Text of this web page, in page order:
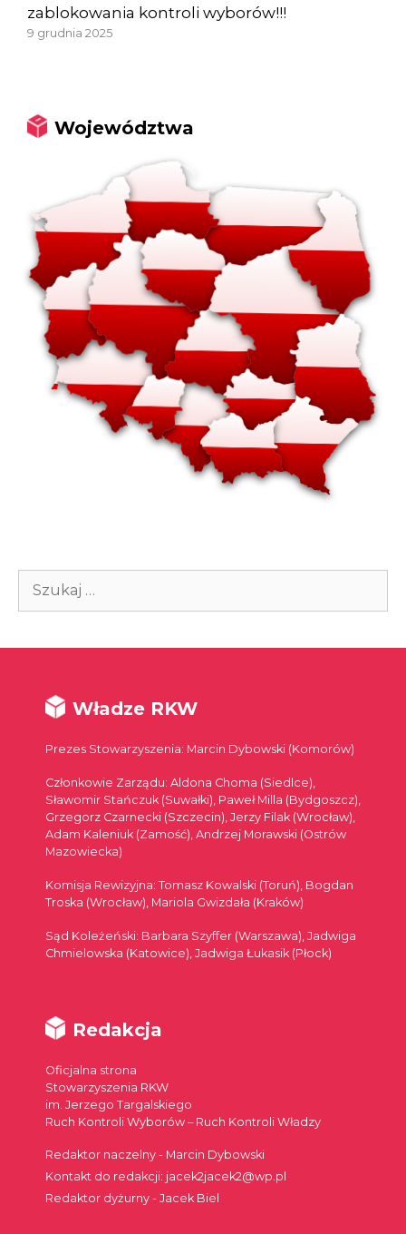
zablokowania kontroli wyborów!!!
9 grudnia 2025
Województwa
Szukaj:
Władze RKW
Prezes Stowarzyszenia: Marcin Dybowski (Komorów)
Członkowie Zarządu: Aldona Choma (Siedlce),
Sławomir Stańczuk (Suwałki), Paweł Milla (Bydgoszcz),
Grzegorz Czarnecki (Szczecin), Jerzy Filak (Wrocław),
Adam Kaleniuk (Zamość), Andrzej Morawski (Ostrów
Mazowiecka)
Komisja Rewizyjna: Tomasz Kowalski (Toruń), Bogdan
Troska (Wrocław), Mariola Gwizdała (Kraków)
Sąd Koleżeński: Barbara Szyffer (Warszawa), Jadwiga
Chmielowska (Katowice), Jadwiga Łukasik (Płock)
Redakcja
Oficjalna strona
Stowarzyszenia RKW
im. Jerzego Targalskiego
Ruch Kontroli Wyborów – Ruch Kontroli Władzy
Redaktor naczelny - Marcin Dybowski
Kontakt do redakcji: jacek2jacek2@wp.pl
Redaktor dyżurny - Jacek Biel